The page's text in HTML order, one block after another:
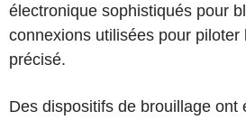
électronique sophistiqués pour
connexions utilisées pour piloter
précisé.
Des dispositifs de brouillage ont